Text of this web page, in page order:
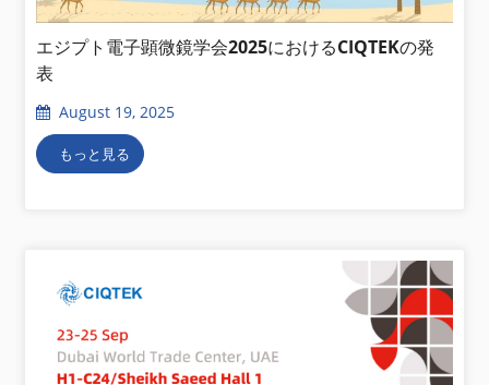
エジプト電子顕微鏡学会2025におけるCIQTEKの発
表
August 19, 2025
もっと見る